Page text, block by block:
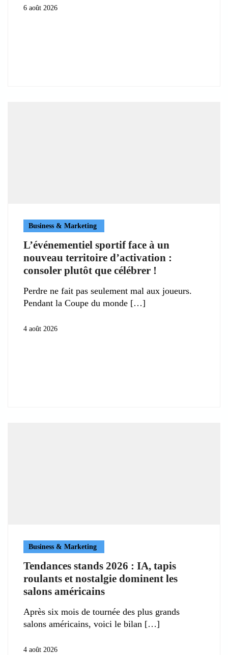
6 août 2026
Business & Marketing
L’événementiel sportif face à un
nouveau territoire d’activation :
consoler plutôt que célébrer !
Perdre ne fait pas seulement mal aux joueurs.
Pendant la Coupe du monde
4 août 2026
Business & Marketing
Tendances stands 2026 : IA, tapis
roulants et nostalgie dominent les
salons américains
Après six mois de tournée des plus grands
salons américains, voici le bilan
4 août 2026